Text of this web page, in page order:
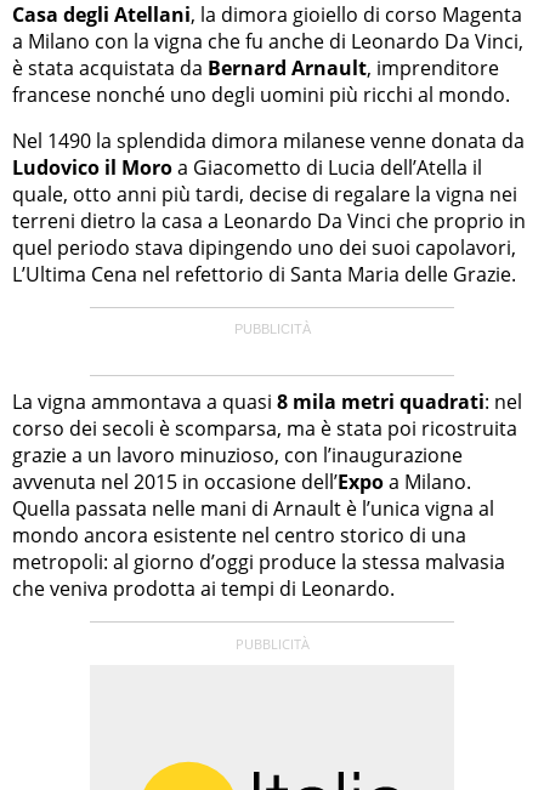
Casa degli Atellani, la dimora gioiello di corso Magenta
a Milano con la vigna che fu anche di Leonardo Da Vinci,
è stata acquistata da Bernard Arnault, imprenditore
francese nonché uno degli uomini più ricchi al mondo.
Nel 1490 la splendida dimora milanese venne donata da
Ludovico il Moroa Giacometto di Lucia dell’Atella il
quale, otto anni più tardi, decise di regalare la vigna nei
terreni dietro la casa a Leonardo Da Vinci che proprio in
quel periodo stava dipingendo uno dei suoi capolavori,
L’Ultima Cena nel refettorio di Santa Maria delle Grazie.
La vigna ammontava a quasi 8 mila metri quadrati: nel
corso dei secoli è scomparsa, ma è stata poi ricostruita
grazie a un lavoro minuzioso, con l’inaugurazione
avvenuta nel 2015 in occasione dell’Expoa Milano.
Quella passata nelle mani di Arnault è l’unica vigna al
mondo ancora esistente nel centro storico di una
metropoli: al giorno d’oggi produce la stessa malvasia
che veniva prodotta ai tempi di Leonardo.